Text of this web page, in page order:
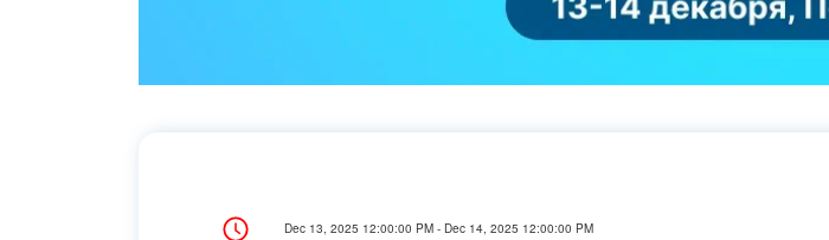
Dec 13, 2025 12:00:00 PM - Dec 14, 2025 12:00:00 PM